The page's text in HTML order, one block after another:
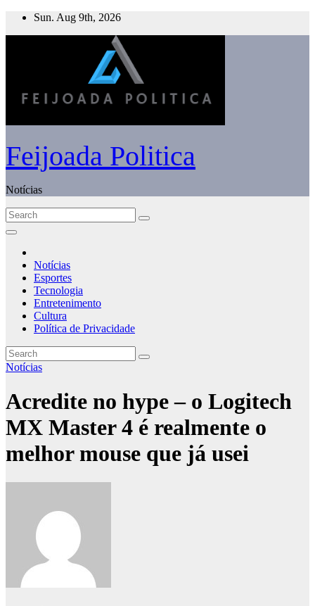
Skip
Sun. Aug 9th, 2026
Feijoada Politica
Notícias
Notícias
Esportes
Tecnologia
Entretenimento
Cultura
Política de Privacidade
Notícias
Acredite no hype – o Logitech
MX Master 4 é realmente o
melhor mouse que já usei